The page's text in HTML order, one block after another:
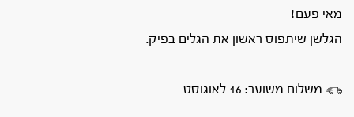
מאי פעם!
הגלשן שיתפוס ראשון את הגלים בפיק.
משלוח משוער: 16 לאוגוסט